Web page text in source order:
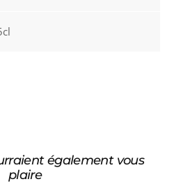
également vous
plaire